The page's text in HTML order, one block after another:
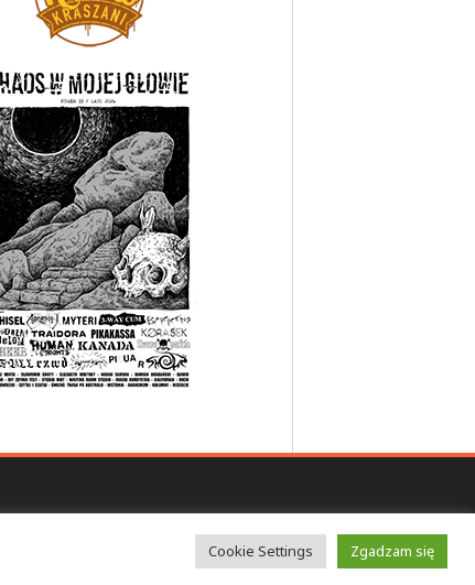
Cookie Settings Zgadzam się